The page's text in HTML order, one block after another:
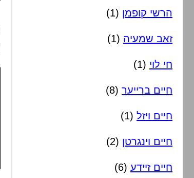
הרשי קופמן (1)
זאב שמעיה (1)
חי לוי (1)
חיים ברייער (8)
חיים ויזל (1)
חיים וינגרטן (2)
חיים זיידע (6)